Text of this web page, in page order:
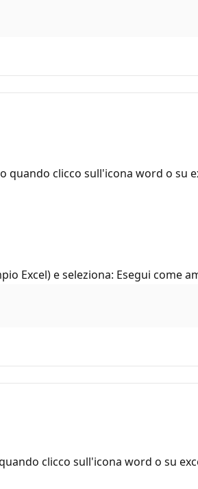
quando clicco sull'icona word o su
Excel) e seleziona: Esegui come
clicco sull'icona word o su